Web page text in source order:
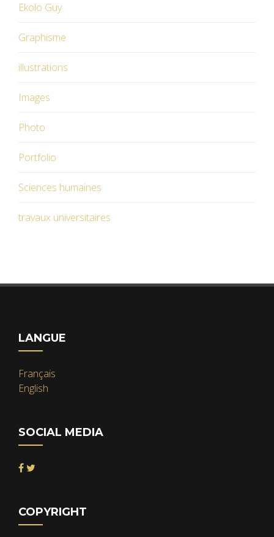
Ekolo Guy
Graphisme
illustrations
Images
Photo
Portfolio
Sciences humaines
travaux universitaires
LANGUE
Français
English
SOCIAL MEDIA
COPYRIGHT